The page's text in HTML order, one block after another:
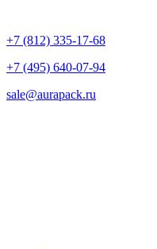
+7 (812) 335-17-68
+7 (495) 640-07-94
sale@aurapack.ru